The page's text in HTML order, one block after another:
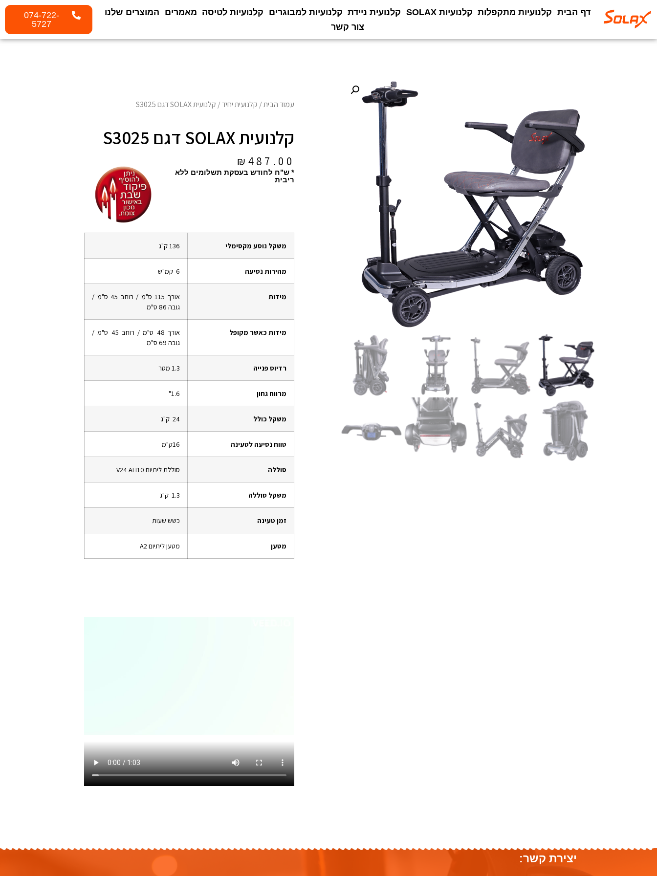
דף הבית קלנועיות מתקפלות קלנועיות SOLAX קלנועית ניידת קלנועיות למבוגרים קלנועיות לטיסה מאמרים
המוצרים שלנו
צור קשר
074-722-
5727
עמוד הבית/ קלנועית יחיד/ קלנועית SOLAX דגם S3025
קלנועית SOLAX דגם S3025
₪ 487.00
* ש"ח לחודש בעסקת תשלומים ללא
ריבית
משקל נוסע מקסימלי 136 ק"ג
מהירות נסיעה 6 קמ"ש
מידות
אורך 115 ס"מ / רוחב 45 ס"מ /
גובה 86 ס"מ
מידות כאשר מקופל
אורך 48 ס"מ / רוחב 45 ס"מ /
גובה 69 ס"מ
רדיוס פנייה 1.3 מטר
מרווח גחון 1.6"
משקל כולל 24 ק"ג
טווח נסיעה לטעינה 16ק"מ
סוללה סוללת ליתיום V24 AH10
משקל סוללה 1.3 ק"ג
זמן טעינה כשש שעות
מטען מטען ליתיום A2
יצירת קשר: